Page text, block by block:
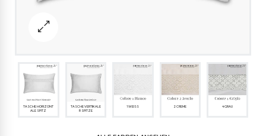
TASCHE HORIZONT
ALE SPITZ
TASCHE VERTIKALE
R SPITZE
1 WEISS 2 CREME 4 GRAU